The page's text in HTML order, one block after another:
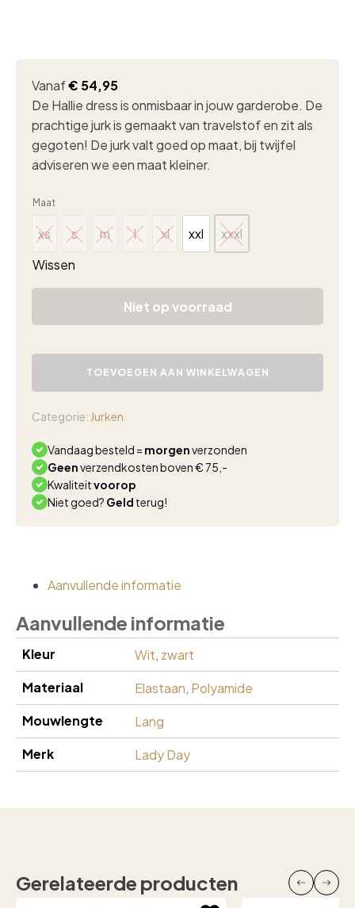
Vanaf€ 54,95
De Hallie dress is onmisbaar in jouw garderobe. De
prachtige jurk is gemaakt van travelstof en zit als
gegoten! De jurk valt goed op maat, bij twijfel
adviseren we een maat kleiner.
Maat
xs
xs
s
s
m
m
l
l
xl
xl
xxl
xxl
xxxl
xxxl
Wissen
Niet op voorraad
Lady
Black/Wool
stripe
aantal
TOEVOEGEN AAN WINKELWAGEN
Categorie: Jurken
Vandaag besteld = morgenverzonden
Geenverzendkosten boven € 75,-
Kwaliteitvoorop
Niet goed? Geld terug!
Aanvullende informatie
Aanvullende informatie
Kleur Wit, zwart
Materiaal
Elastaan, Polyamide
Mouwlengte
Lang
Merk
Lady Day
Gerelateerde producten